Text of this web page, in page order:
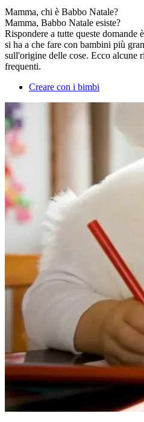
Mamma, chi è Babbo Natale?
Mamma, Babbo Natale esiste?
Rispondere a tutte queste
si ha a che fare con bambini più
sull'origine delle cose. Ecco alcune
frequenti.
Creare con i bimbi